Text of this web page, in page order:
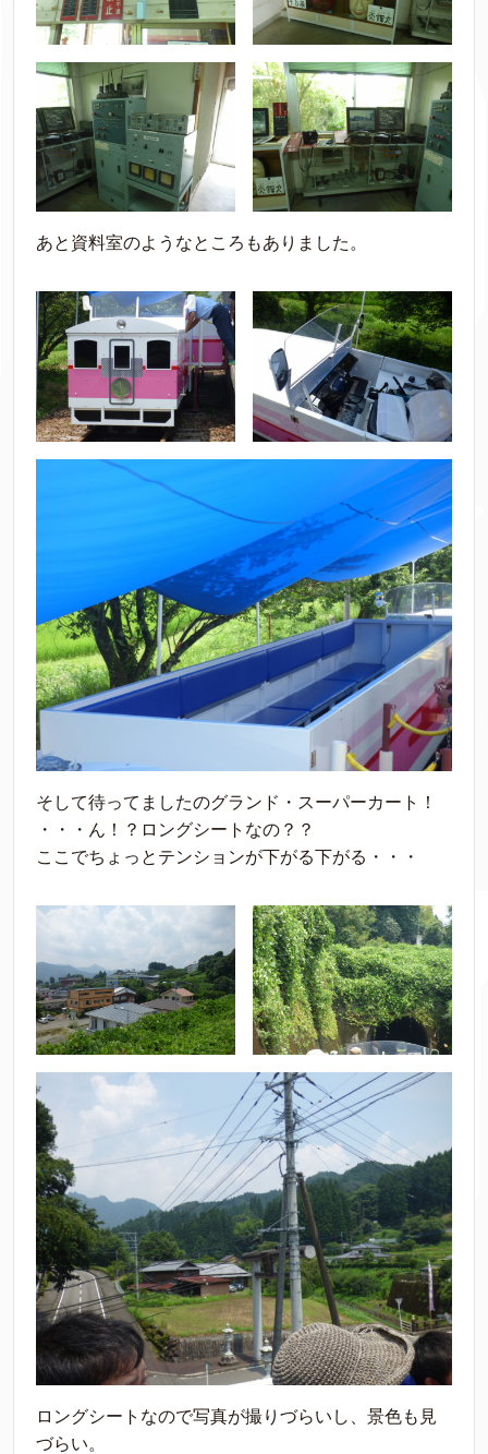
あと資料室のようなところもありました。
そして待ってましたのグランド・スーパーカート！
・・・ん！？ロングシートなの？？
ここでちょっとテンションが下がる下がる・・・
ロングシートなので写真が撮りづらいし、景色も見
づらい。